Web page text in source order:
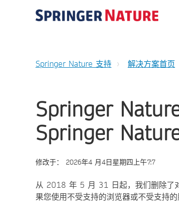
Springer Nature 支持 解决方案首页
Springer
Springer
修改于： 2026年4 月4日星期四上午7:7
从 2018 年 5 月 31 日起，我们删除了
果您使用不受支持的浏览器或不受支持